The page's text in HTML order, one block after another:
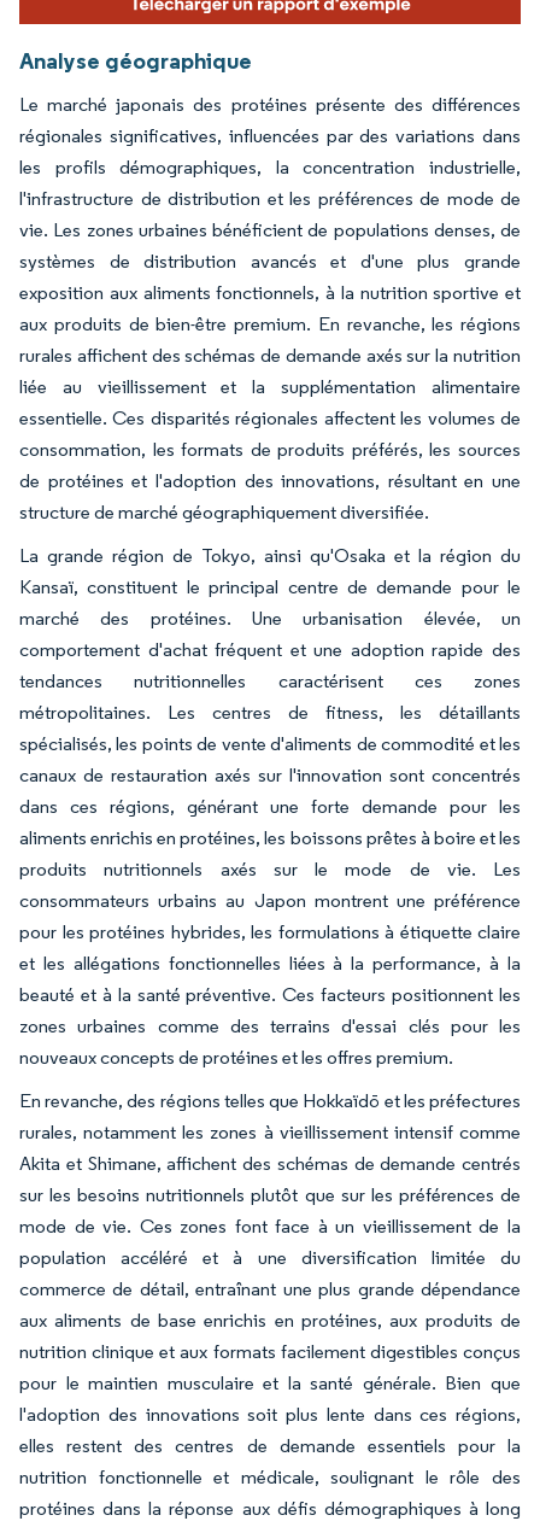
Analyse géographique
Le marché japonais des protéines présente des différences
régionales significatives, influencées par des variations dans
les profils démographiques, la concentration industrielle,
l'infrastructure de distribution et les préférences de mode de
vie. Les zones urbaines bénéficient de populations denses, de
systèmes de distribution avancés et d'une plus grande
exposition aux aliments fonctionnels, à la nutrition sportive et
aux produits de bien-être premium. En revanche, les régions
rurales affichent des schémas de demande axés sur la nutrition
liée au vieillissement et la supplémentation alimentaire
essentielle. Ces disparités régionales affectent les volumes de
consommation, les formats de produits préférés, les sources
de protéines et l'adoption des innovations, résultant en une
structure de marché géographiquement diversifiée.
La grande région de Tokyo, ainsi qu'Osaka et la région du
Kansaï, constituent le principal centre de demande pour le
marché des protéines. Une urbanisation élevée, un
comportement d'achat fréquent et une adoption rapide des
tendances nutritionnelles caractérisent ces zones
métropolitaines. Les centres de fitness, les détaillants
spécialisés, les points de vente d'aliments de commodité et les
canaux de restauration axés sur l'innovation sont concentrés
dans ces régions, générant une forte demande pour les
aliments enrichis en protéines, les boissons prêtes à boire et les
produits nutritionnels axés sur le mode de vie. Les
consommateurs urbains au Japon montrent une préférence
pour les protéines hybrides, les formulations à étiquette claire
et les allégations fonctionnelles liées à la performance, à la
beauté et à la santé préventive. Ces facteurs positionnent les
zones urbaines comme des terrains d'essai clés pour les
nouveaux concepts de protéines et les offres premium.
En revanche, des régions telles que Hokkaïdō et les préfectures
rurales, notamment les zones à vieillissement intensif comme
Akita et Shimane, affichent des schémas de demande centrés
sur les besoins nutritionnels plutôt que sur les préférences de
mode de vie. Ces zones font face à un vieillissement de la
population accéléré et à une diversification limitée du
commerce de détail, entraînant une plus grande dépendance
aux aliments de base enrichis en protéines, aux produits de
nutrition clinique et aux formats facilement digestibles conçus
pour le maintien musculaire et la santé générale. Bien que
l'adoption des innovations soit plus lente dans ces régions,
elles restent des centres de demande essentiels pour la
nutrition fonctionnelle et médicale, soulignant le rôle des
protéines dans la réponse aux défis démographiques à long